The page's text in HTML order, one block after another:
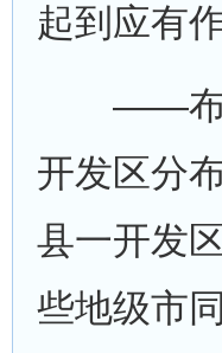
起到应有
——布局
开发区分
县一开发
些地级市